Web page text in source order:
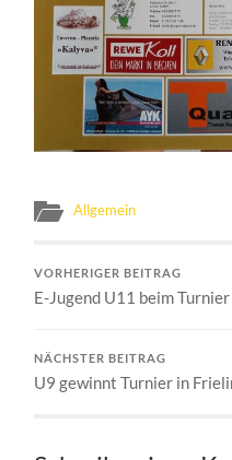
Allgemein
VORHERIGER BEITRAG
E-Jugend U11 beim Turnier
NÄCHSTER BEITRAG
U9 gewinnt Turnier in